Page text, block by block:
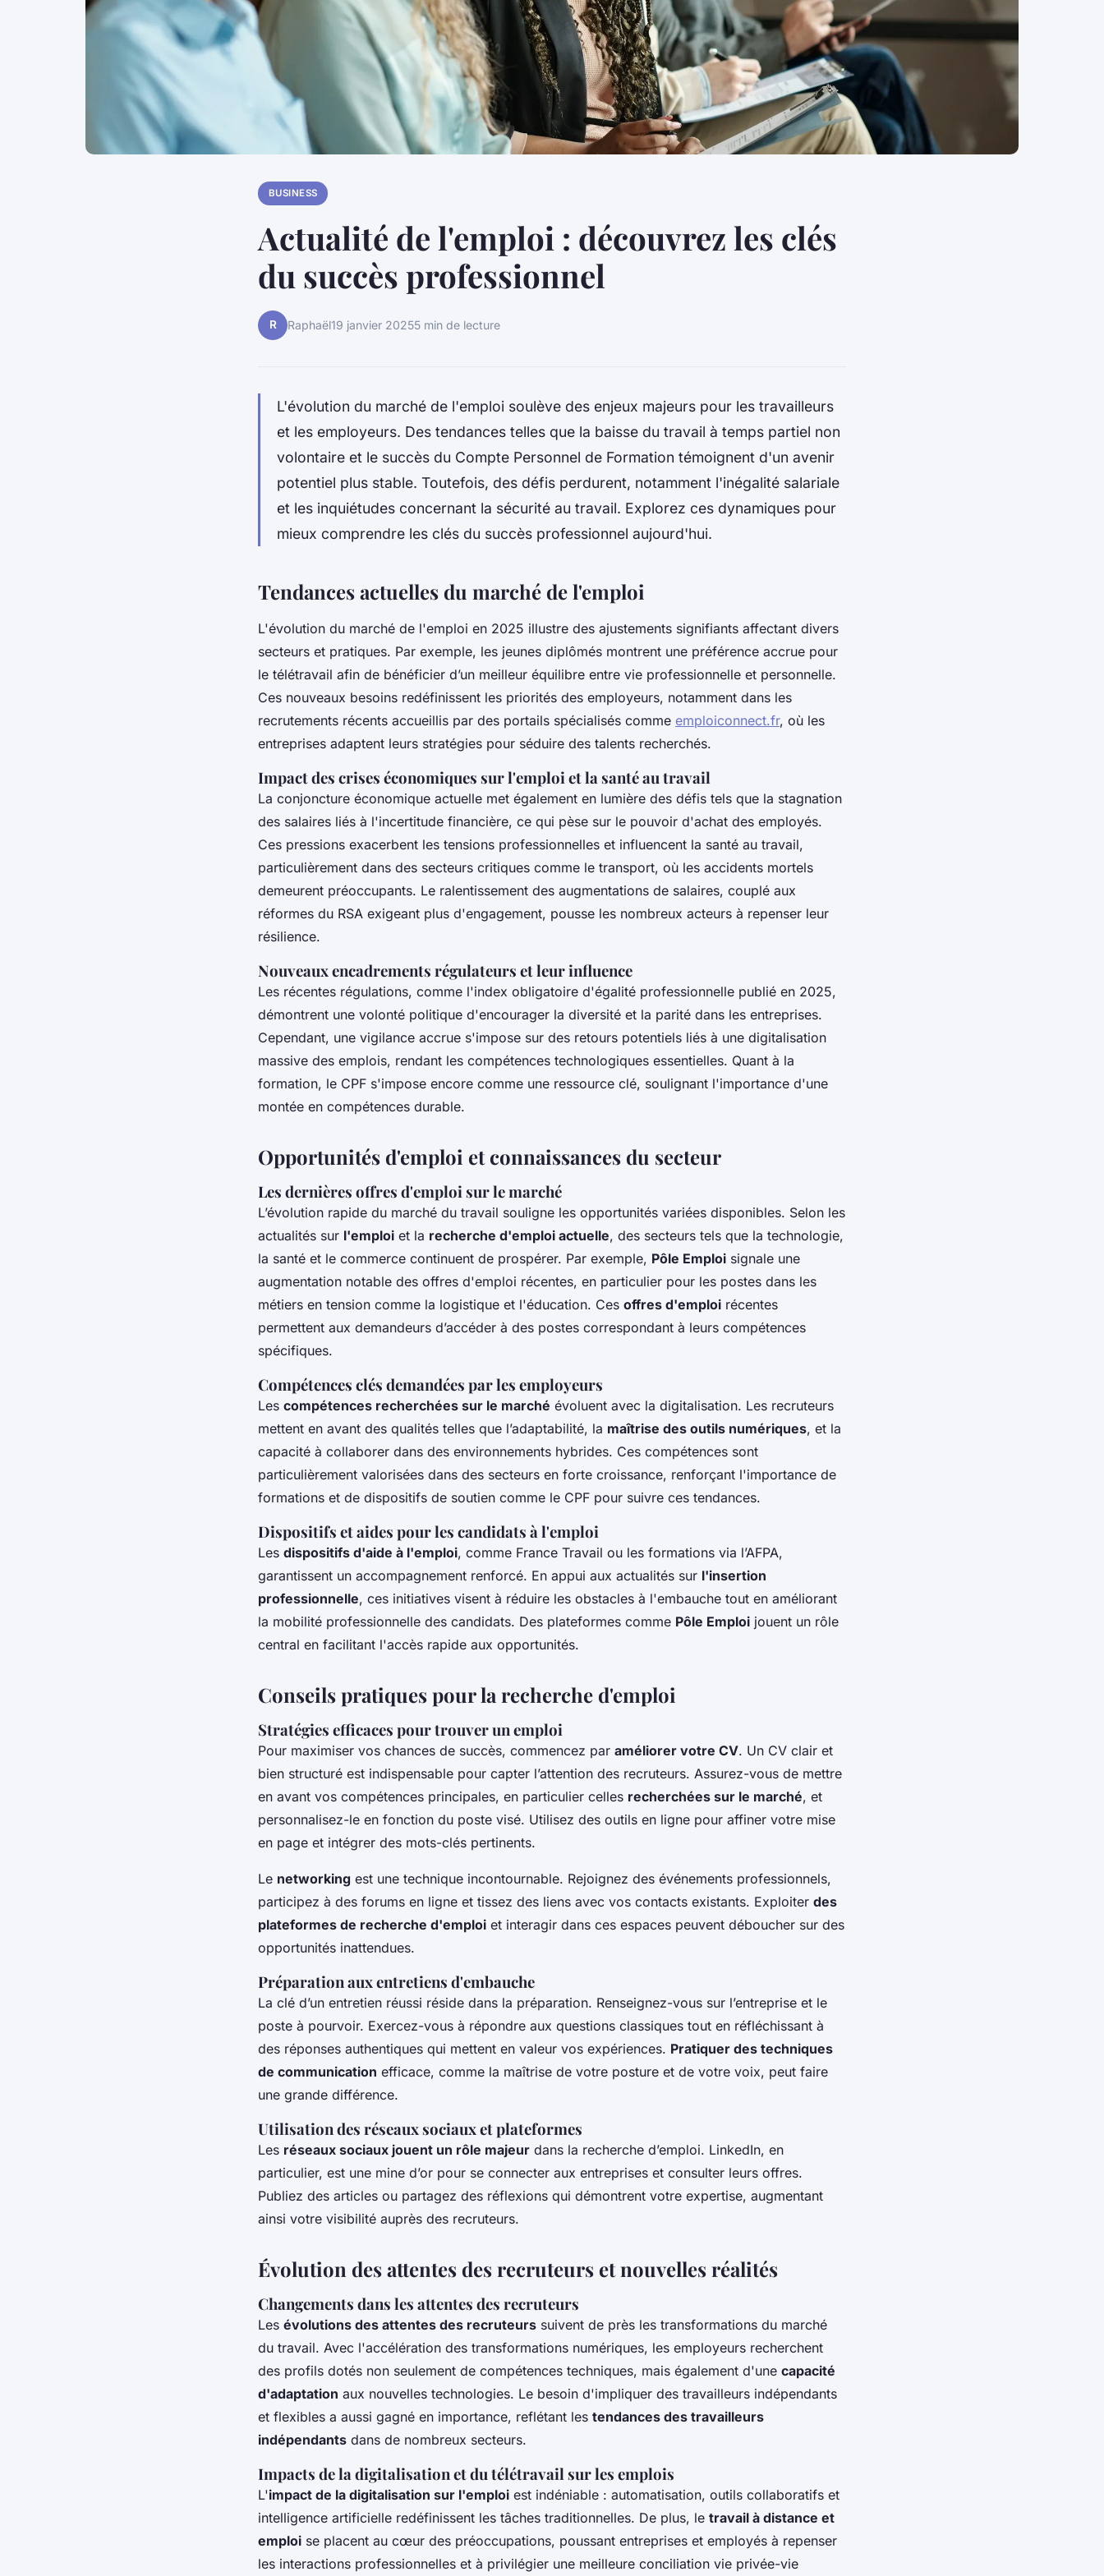
BUSINESS
Actualité de l'emploi : découvrez les clés
du succès professionnel
R Raphaël19 janvier 20255 min de lecture
L'évolution du marché de l'emploi soulève des enjeux majeurs pour les travailleurs
et les employeurs. Des tendances telles que la baisse du travail à temps partiel non
volontaire et le succès du Compte Personnel de Formation témoignent d'un avenir
potentiel plus stable. Toutefois, des défis perdurent, notamment l'inégalité salariale
et les inquiétudes concernant la sécurité au travail. Explorez ces dynamiques pour
mieux comprendre les clés du succès professionnel aujourd'hui.
Tendances actuelles du marché de l'emploi
L'évolution du marché de l'emploi en 2025 illustre des ajustements signifiants affectant divers
secteurs et pratiques. Par exemple, les jeunes diplômés montrent une préférence accrue pour
le télétravail afin de bénéficier d’un meilleur équilibre entre vie professionnelle et personnelle.
Ces nouveaux besoins redéfinissent les priorités des employeurs, notamment dans les
recrutements récents accueillis par des portails spécialisés comme emploiconnect.fr, où les
entreprises adaptent leurs stratégies pour séduire des talents recherchés.
Impact des crises économiques sur l'emploi et la santé au travail
La conjoncture économique actuelle met également en lumière des défis tels que la stagnation
des salaires liés à l'incertitude financière, ce qui pèse sur le pouvoir d'achat des employés.
Ces pressions exacerbent les tensions professionnelles et influencent la santé au travail,
particulièrement dans des secteurs critiques comme le transport, où les accidents mortels
demeurent préoccupants. Le ralentissement des augmentations de salaires, couplé aux
réformes du RSA exigeant plus d'engagement, pousse les nombreux acteurs à repenser leur
résilience.
Nouveaux encadrements régulateurs et leur influence
Les récentes régulations, comme l'index obligatoire d'égalité professionnelle publié en 2025,
démontrent une volonté politique d'encourager la diversité et la parité dans les entreprises.
Cependant, une vigilance accrue s'impose sur des retours potentiels liés à une digitalisation
massive des emplois, rendant les compétences technologiques essentielles. Quant à la
formation, le CPF s'impose encore comme une ressource clé, soulignant l'importance d'une
montée en compétences durable.
Opportunités d'emploi et connaissances du secteur
Les dernières offres d'emploi sur le marché
L’évolution rapide du marché du travail souligne les opportunités variées disponibles. Selon les
actualités sur l'emploi et la recherche d'emploi actuelle, des secteurs tels que la technologie,
la santé et le commerce continuent de prospérer. Par exemple, Pôle Emploi signale une
augmentation notable des offres d'emploi récentes, en particulier pour les postes dans les
métiers en tension comme la logistique et l'éducation. Ces offres d'emploi récentes
permettent aux demandeurs d’accéder à des postes correspondant à leurs compétences
spécifiques.
Compétences clés demandées par les employeurs
Les compétences recherchées sur le marché évoluent avec la digitalisation. Les recruteurs
mettent en avant des qualités telles que l’adaptabilité, la maîtrise des outils numériques, et la
capacité à collaborer dans des environnements hybrides. Ces compétences sont
particulièrement valorisées dans des secteurs en forte croissance, renforçant l'importance de
formations et de dispositifs de soutien comme le CPF pour suivre ces tendances.
Dispositifs et aides pour les candidats à l'emploi
Les dispositifs d'aide à l'emploi, comme France Travail ou les formations via l’AFPA,
garantissent un accompagnement renforcé. En appui aux actualités sur l'insertion
professionnelle, ces initiatives visent à réduire les obstacles à l'embauche tout en améliorant
la mobilité professionnelle des candidats. Des plateformes comme Pôle Emploi jouent un rôle
central en facilitant l'accès rapide aux opportunités.
Conseils pratiques pour la recherche d'emploi
Stratégies efficaces pour trouver un emploi
Pour maximiser vos chances de succès, commencez par améliorer votre CV. Un CV clair et
bien structuré est indispensable pour capter l’attention des recruteurs. Assurez-vous de mettre
en avant vos compétences principales, en particulier celles recherchées sur le marché, et
personnalisez-le en fonction du poste visé. Utilisez des outils en ligne pour affiner votre mise
en page et intégrer des mots-clés pertinents.
Le networking est une technique incontournable. Rejoignez des événements professionnels,
participez à des forums en ligne et tissez des liens avec vos contacts existants. Exploiter des
plateformes de recherche d'emploi et interagir dans ces espaces peuvent déboucher sur des
opportunités inattendues.
Préparation aux entretiens d'embauche
La clé d’un entretien réussi réside dans la préparation. Renseignez-vous sur l’entreprise et le
poste à pourvoir. Exercez-vous à répondre aux questions classiques tout en réfléchissant à
des réponses authentiques qui mettent en valeur vos expériences. Pratiquer des techniques
de communication efficace, comme la maîtrise de votre posture et de votre voix, peut faire
une grande différence.
Utilisation des réseaux sociaux et plateformes
Les réseaux sociaux jouent un rôle majeur dans la recherche d’emploi. LinkedIn, en
particulier, est une mine d’or pour se connecter aux entreprises et consulter leurs offres.
Publiez des articles ou partagez des réflexions qui démontrent votre expertise, augmentant
ainsi votre visibilité auprès des recruteurs.
Évolution des attentes des recruteurs et nouvelles réalités
Changements dans les attentes des recruteurs
Les évolutions des attentes des recruteurs suivent de près les transformations du marché
du travail. Avec l'accélération des transformations numériques, les employeurs recherchent
des profils dotés non seulement de compétences techniques, mais également d'une capacité
d'adaptation aux nouvelles technologies. Le besoin d'impliquer des travailleurs indépendants
et flexibles a aussi gagné en importance, reflétant les tendances des travailleurs
indépendants dans de nombreux secteurs.
Impacts de la digitalisation et du télétravail sur les emplois
L'impact de la digitalisation sur l'emploi est indéniable : automatisation, outils collaboratifs et
intelligence artificielle redéfinissent les tâches traditionnelles. De plus, le travail à distance et
emploi se placent au cœur des préoccupations, poussant entreprises et employés à repenser
les interactions professionnelles et à privilégier une meilleure conciliation vie privée-vie